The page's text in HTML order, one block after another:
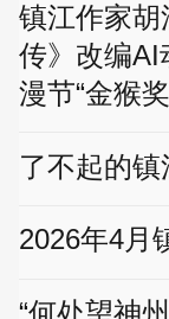
镇江作家胡
传》改编AI
漫节“金猴
了不起的镇
2026年4月
“何处望神